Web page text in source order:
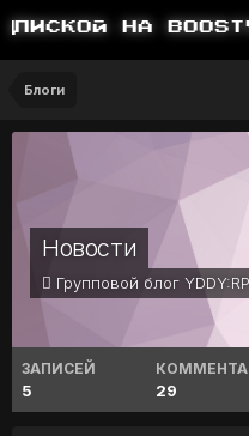
НА BOOSTY,
Блоги
Новости
Групповой блог
ЗАПИСЕЙ
5 29